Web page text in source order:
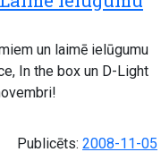
un laimē ielūgumu
In the box un D-Light
Publicēts: 2008-11-05